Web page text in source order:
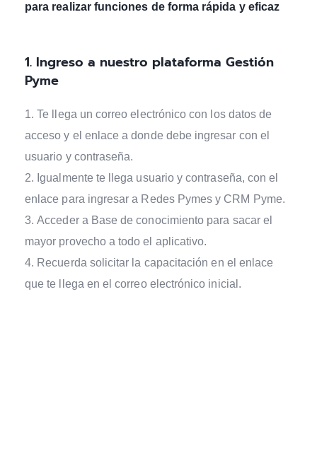
para realizar funciones de forma rápida y eficaz
1. Ingreso a nuestro plataforma Gestión
Pyme
Te llega un correo electrónico con los datos de
acceso y el enlace a donde debe ingresar con el
usuario y contraseña.
Igualmente te llega usuario y contraseña, con el
enlace para ingresar a Redes Pymes y CRM Pyme.
Acceder a Base de conocimiento para sacar el
mayor provecho a todo el aplicativo.
Recuerda solicitar la capacitación en el enlace
que te llega en el correo electrónico inicial.